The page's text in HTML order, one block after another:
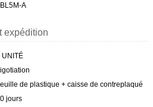
A
expédition
UNITÉ
de plastique + caisse de contreplaqué
jours